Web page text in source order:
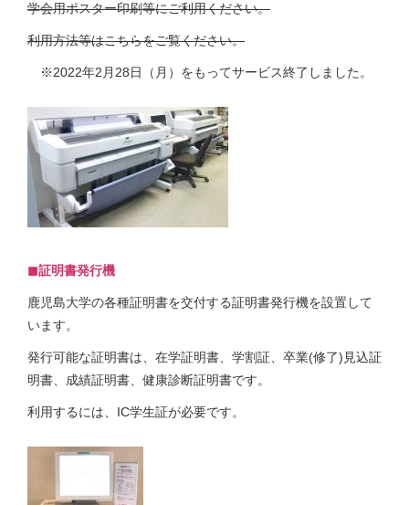
学会用ポスター印刷等にご利用ください。
利用方法等はこちらをご覧ください。
※2022年2月28日（月）をもってサービス終了しました。
◼︎証明書発行機
鹿児島大学の各種証明書を交付する証明書発行機を設置して
います。
発行可能な証明書は、在学証明書、学割証、卒業(修了)見込証
明書、成績証明書、健康診断証明書です。
利用するには、IC学生証が必要です。